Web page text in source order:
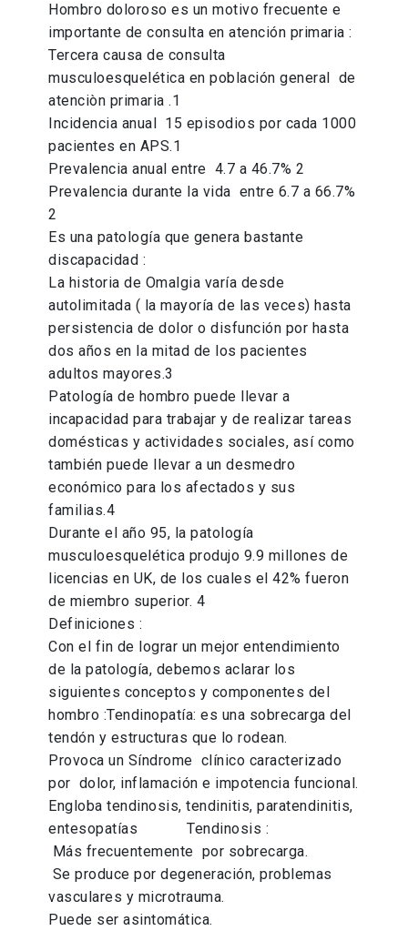
Hombro doloroso es un motivo frecuente e
importante de consulta en atención primaria :
Tercera causa de consulta
musculoesquelética en población general de
atenciòn primaria .1
Incidencia anual 15 episodios por cada 1000
pacientes en APS.1
Prevalencia anual entre 4.7 a 46.7% 2
Prevalencia durante la vida entre 6.7 a 66.7%
2
Es una patología que genera bastante
discapacidad :
La historia de Omalgia varía desde
autolimitada ( la mayoría de las veces) hasta
persistencia de dolor o disfunción por hasta
dos años en la mitad de los pacientes
adultos mayores.3
Patología de hombro puede llevar a
incapacidad para trabajar y de realizar tareas
domésticas y actividades sociales, así como
también puede llevar a un desmedro
económico para los afectados y sus
familias.4
Durante el año 95, la patología
musculoesquelética produjo 9.9 millones de
licencias en UK, de los cuales el 42% fueron
de miembro superior. 4
Definiciones :
Con el fin de lograr un mejor entendimiento
de la patología, debemos aclarar los
siguientes conceptos y componentes del
hombro :Tendinopatía: es una sobrecarga del
tendón y estructuras que lo rodean.
Provoca un Síndrome clínico caracterizado
por dolor, inflamación e impotencia funcional.
Engloba tendinosis, tendinitis, paratendinitis,
entesopatías Tendinosis :
Más frecuentemente por sobrecarga.
Se produce por degeneración, problemas
vasculares y microtrauma.
Puede ser asintomática.